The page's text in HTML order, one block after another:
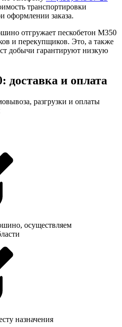
транспортировки
оформлении заказа.
отгружает пескобетон М350
и перекупщиков. Это, а также
добычи гарантируют низкую
доставка и оплата
разгрузки и оплаты
осуществляем
назначения